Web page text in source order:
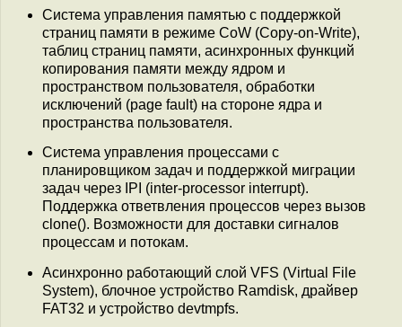
Система управления памятью с поддержкой
страниц памяти в режиме CoW (Copy-on-Write),
таблиц страниц памяти, асинхронных функций
копирования памяти между ядром и
пространством пользователя, обработки
исключений (page fault) на стороне ядра и
пространства пользователя.
Система управления процессами с
планировщиком задач и поддержкой миграции
задач через IPI (inter-processor interrupt).
Поддержка ответвления процессов через вызов
clone(). Возможности для доставки сигналов
процессам и потокам.
Асинхронно работающий слой VFS (Virtual File
System), блочное устройство Ramdisk, драйвер
FAT32 и устройство devtmpfs.